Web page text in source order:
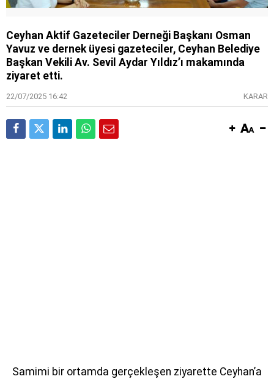
Ceyhan Aktif Gazeteciler Derneği Başkanı Osman
Yavuz ve dernek üyesi gazeteciler, Ceyhan Belediye
Başkan Vekili Av. Sevil Aydar Yıldız’ı makamında
ziyaret etti.
22/07/2025 16:42 KARAR
Samimi bir ortamda gerçekleşen ziyarette Ceyhan’a